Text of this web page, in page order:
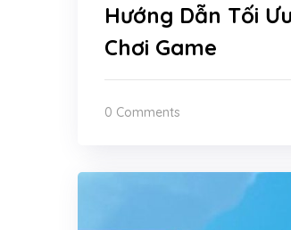
Hướng Dẫn Tối
Chơi Game
0 Comments